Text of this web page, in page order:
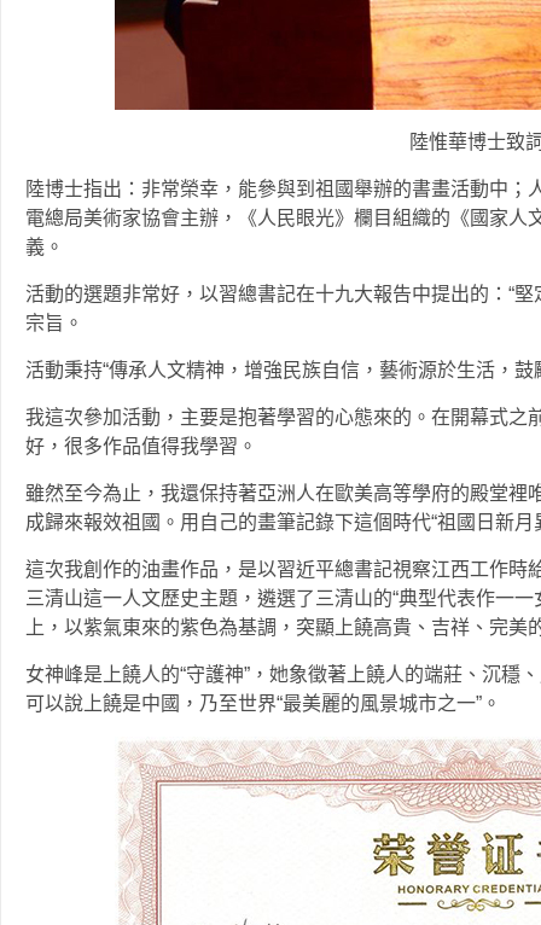
陸惟華博士致
陸博士指出：非常榮幸，能參與到祖國舉辦的書畫活動中
電總局美術家協會主辦，《人民眼光》欄目組織的《國家人
義。
活動的選題非常好，以習總書記在十九大報告中提出的：“
宗旨。
活動秉持“傳承人文精神，增強民族自信，藝術源於生活，鼓
我這次參加活動，主要是抱著學習的心態來的。在開幕式之
好，很多作品值得我學習。
雖然至今為止，我還保持著亞洲人在歐美高等學府的殿堂裡
成歸來報效祖國。用自己的畫筆記錄下這個時代“祖國日新
這次我創作的油畫作品，是以習近平總書記視察江西工作時
三清山這一人文歷史主題，遴選了三清山的“典型代表作一
上，以紫氣東來的紫色為基調，突顯上饒高貴、吉祥、完
女神峰是上饒人的“守護神”，她象徵著上饒人的端莊、沉穩
可以說上饒是中國，乃至世界“最美麗的風景城市之一”。